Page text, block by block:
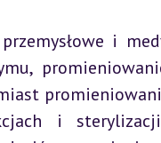
i
i